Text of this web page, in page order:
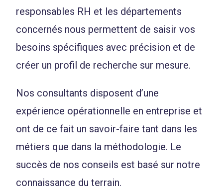
responsables RH et les départements
concernés nous permettent de saisir vos
besoins spécifiques avec précision et de
créer un profil de recherche sur mesure.
Nos consultants disposent d’une
expérience opérationnelle en entreprise et
ont de ce fait un savoir-faire tant dans les
métiers que dans la méthodologie. Le
succès de nos conseils est basé sur notre
connaissance du terrain.